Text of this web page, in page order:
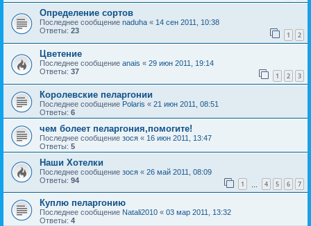
Определение сортов
Последнее сообщение naduha « 14 сен 2011, 10:38
Ответы: 23 1 2
Цветение
Последнее сообщение anais « 29 июн 2011, 19:14
Ответы: 37 1 2 3
Королевские пеларгонии
Последнее сообщение Polaris « 21 июн 2011, 08:51
Ответы: 6
чем болеет пеларгония,помогите!
Последнее сообщение зося « 16 июн 2011, 13:47
Ответы: 5
Наши Хотелки
Последнее сообщение зося « 26 май 2011, 08:09
Ответы: 94 1 4 5 6 7
Куплю пеларгонию
Последнее сообщение Natali2010 « 03 мар 2011, 13:32
Ответы: 4